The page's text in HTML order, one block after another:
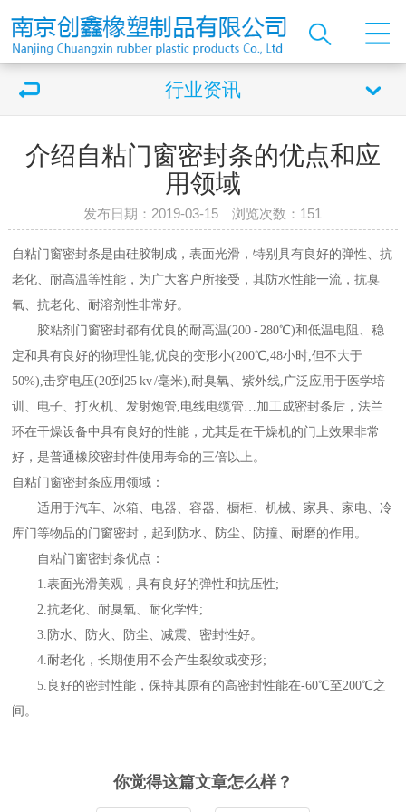
行业资讯
介绍自粘门窗密封条的优点和应
用领域
发布日期：2019-03-15 浏览次数： 151
自粘门窗密封条是由硅胶制成，表面光滑，特别具有良好的弹性、抗
老化、耐高温等性能，为广大客户所接受，其防水性能一流，抗臭
氧、抗老化、耐溶剂性非常好。
胶粘剂门窗密封都有优良的耐高温(200 - 280℃)和低温电阻、稳
定和具有良好的物理性能,优良的变形小(200℃,48小时,但不大于
50%),击穿电压(20到25 kv /毫米),耐臭氧、紫外线,广泛应用于医学培
训、电子、打火机、发射炮管,电线电缆管…加工成密封条后，法兰
环在干燥设备中具有良好的性能，尤其是在干燥机的门上效果非常
好，是普通橡胶密封件使用寿命的三倍以上。
自粘门窗密封条应用领域：
适用于汽车、冰箱、电器、容器、橱柜、机械、家具、家电、冷
库门等物品的门窗密封，起到防水、防尘、防撞、耐磨的作用。
自粘门窗密封条优点：
1.表面光滑美观，具有良好的弹性和抗压性;
2.抗老化、耐臭氧、耐化学性;
3.防水、防火、防尘、减震、密封性好。
4.耐老化，长期使用不会产生裂纹或变形;
5.良好的密封性能，保持其原有的高密封性能在-60℃至200℃之
间。
你觉得这篇文章怎么样？